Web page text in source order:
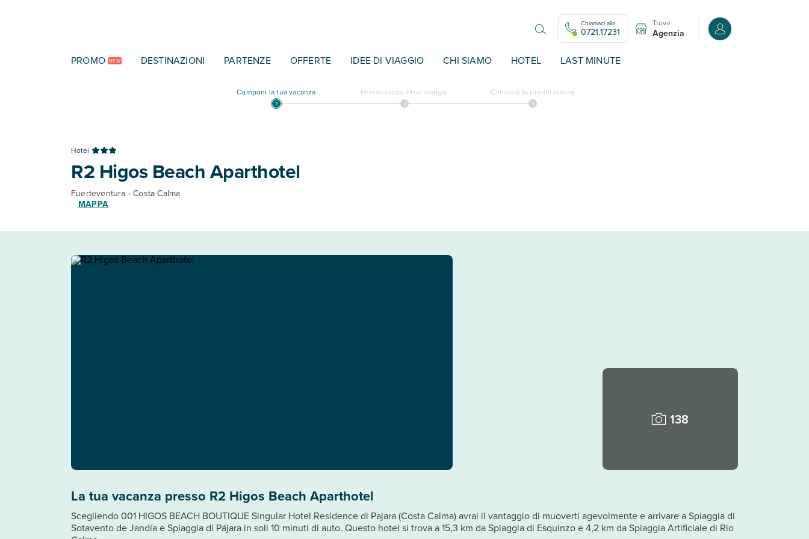
Chiamaci allo
0721.17231
Trova
Agenzia Accedi o registrati
PROMO NEW DESTINAZIONI PARTENZE OFFERTE IDEE DI VIAGGIO CHI SIAMO HOTEL LAST MINUTE
Componi la tua vacanza Personalizza il tuo viaggio Concludi la prenotazione
Hotel
R2 Higos Beach Aparthotel
Fuerteventura - Costa Calma
MAPPA
138
La tua vacanza presso R2 Higos Beach Aparthotel
Scegliendo 001 HIGOS BEACH BOUTIQUE Singular Hotel Residence di Pajara (Costa Calma) avrai il vantaggio di muoverti agevolmente e arrivare a Spiaggia di
Sotavento de Jandía e Spiaggia di Pájara in soli 10 minuti di auto. Questo hotel si trova a 15,3 km da Spiaggia di Esquinzo e 4,2 km da Spiaggia Artificiale di Rio